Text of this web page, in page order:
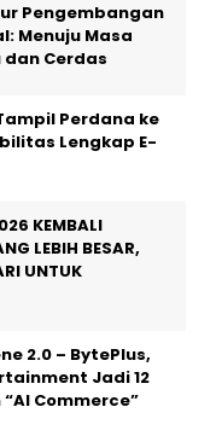
Pengembangan
Menuju Masa
dan Cerdas
Perdana ke
Lengkap E-
KEMBALI
LEBIH BESAR,
UNTUK
2.0 – BytePlus,
Jadi 12
Commerce”